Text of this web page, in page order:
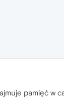
pamięć w